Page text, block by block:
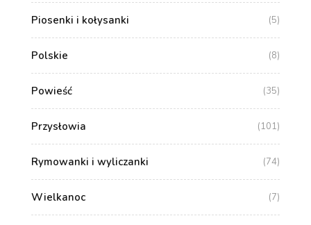
Piosenki i kołysanki (5)
Polskie (8)
Powieść (35)
Przysłowia (101)
Rymowanki i wyliczanki (74)
Wielkanoc (7)